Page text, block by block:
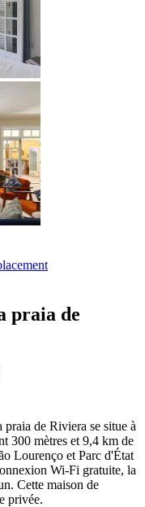
praia de
praia de Riviera se situe à
300 mètres et 9,4 km de
Lourenço et Parc d'État
Wi-Fi gratuite, la
Cette maison de
privée.